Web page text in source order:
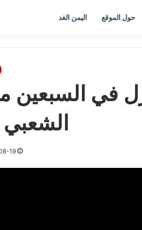
حول الموقع اليمن الغد
الشعبي
19